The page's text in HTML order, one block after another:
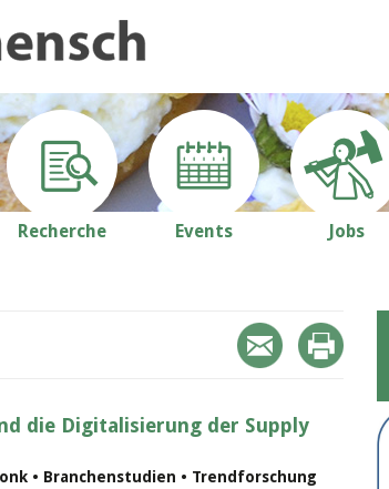
Recherche Events Jobs
die Digitalisierung der Supply
• Branchenstudien • Trendforschung